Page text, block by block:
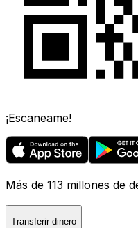
¡Escaneame!
Más de 113 millones de
Transferir dinero